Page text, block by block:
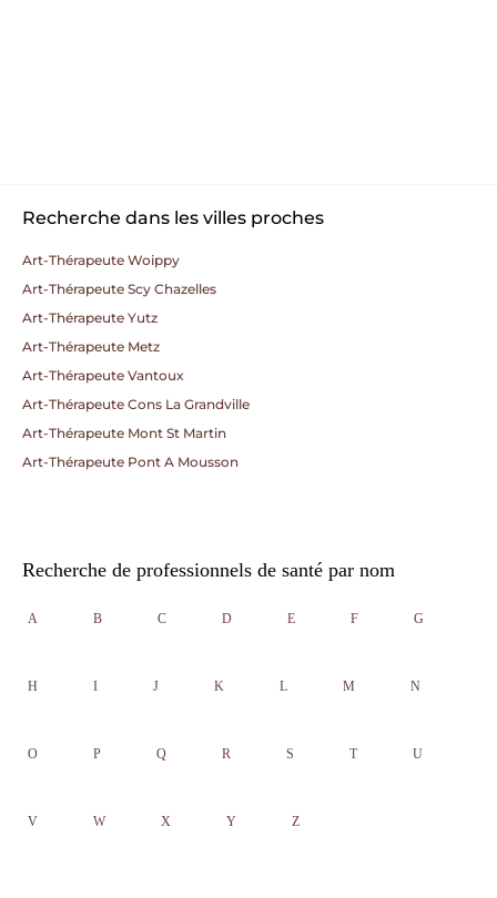
Recherche dans les villes proches
Art-Thérapeute Woippy
Art-Thérapeute Scy Chazelles
Art-Thérapeute Yutz
Art-Thérapeute Metz
Art-Thérapeute Vantoux
Art-Thérapeute Cons La Grandville
Art-Thérapeute Mont St Martin
Art-Thérapeute Pont A Mousson
Recherche de professionnels de santé par nom
A B C D E F G
H I J K L M N
O P Q R S T U
V W X Y Z